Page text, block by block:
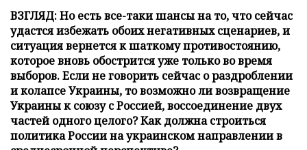
ВЗГЛЯД: Но есть все-таки шансы на то, что сейчас
удастся избежать обоих негативных сценариев, и
ситуация вернется к шаткому противостоянию,
которое вновь обострится уже только во время
выборов. Если не говорить сейчас о раздроблении
и колапсе Украины, то возможно ли возвращение
Украины к союзу с Россией, воссоединение двух
частей одного целого? Как должна строиться
политика России на украинском направлении в